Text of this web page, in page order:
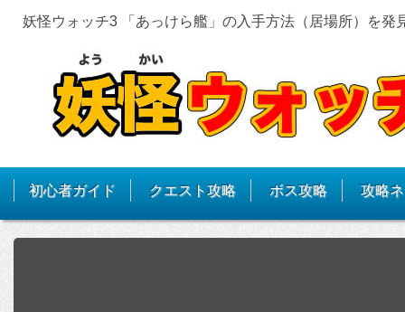
妖怪ウォッチ3 「あっけら艦」の入手方法（居場所）を発
初心者ガイド クエスト攻略 ボス攻略 攻略